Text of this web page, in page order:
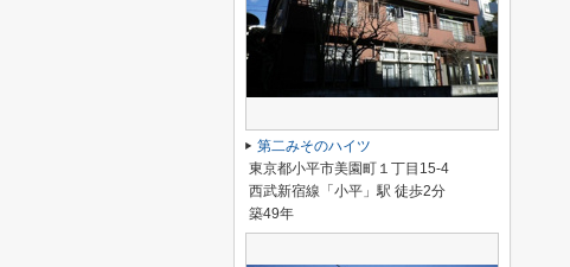
第二みそのハイツ
東京都小平市美園町１丁目15-4
西武新宿線「小平」駅 徒歩2分
築49年